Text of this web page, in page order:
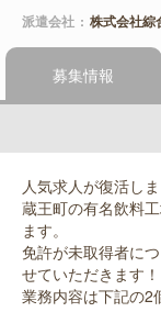
派遣会社
株式会社綜
募集情報
人気求人が復活しま
蔵王町の有名飲料
ます。
免許が未取得者に
せていただきます！
業務内容は下記の2